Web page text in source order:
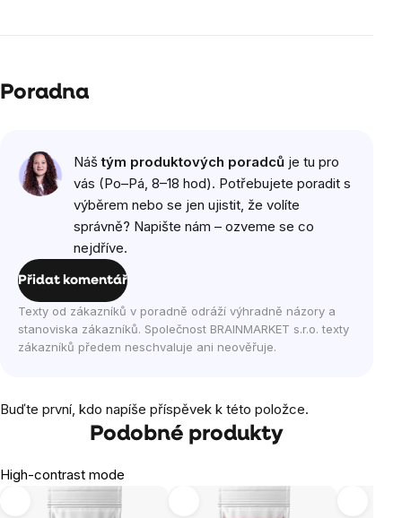
Poradna
Náštým produktových poradců je tu pro
vás (Po–Pá, 8–18 hod). Potřebujete poradit s
výběrem nebo se jen ujistit, že volíte
správně? Napište nám – ozveme se co
nejdříve.
Přidat komentář
Texty od zákazníků v poradně odráží výhradně názory a
stanoviska zákazníků. Společnost BRAINMARKET s.r.o. texty
zákazníků předem neschvaluje ani neověřuje.
Buďte první, kdo napíše příspěvek k této položce.
Podobné produkty
High-contrast mode